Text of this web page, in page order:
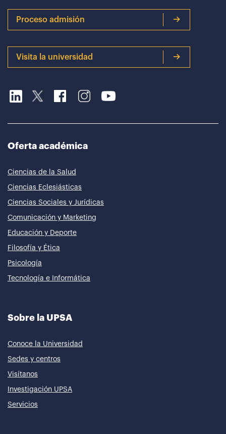
Proceso admisión
Visita la universidad
Oferta académica
Ciencias de la Salud
Ciencias Eclesiásticas
Ciencias Sociales y Jurídicas
Comunicación y Marketing
Educación y Deporte
Filosofía y Ética
Psicología
Tecnología e Informática
Sobre la UPSA
Conoce la Universidad
Sedes y centros
Visítanos
Investigación UPSA
Servicios